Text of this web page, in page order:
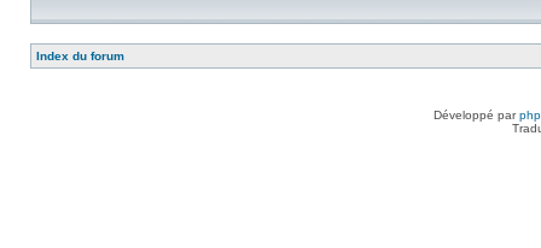
Index du forum
Développé par